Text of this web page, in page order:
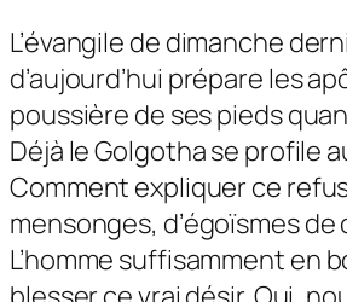
L’évangile de dimanche
d’aujourd’hui prépare les
poussière de ses pieds
Déjà le Golgotha se profile
Comment expliquer ce
mensonges, d’égoïsmes
L’homme suffisamment en